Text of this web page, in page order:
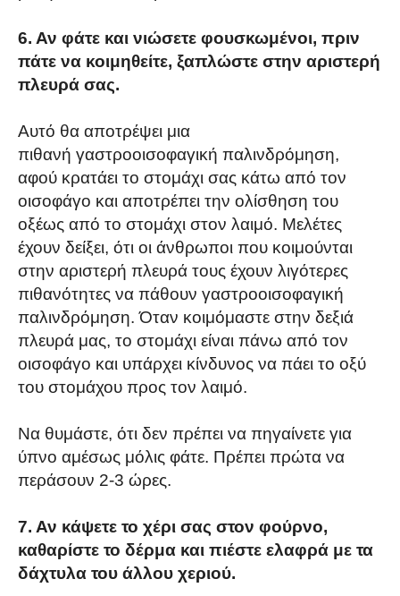
6. Αν φάτε και νιώσετε φουσκωμένοι, πριν
πάτε να κοιμηθείτε, ξαπλώστε στην αριστερή
πλευρά σας.
Αυτό θα αποτρέψει μια
πιθανή γαστροοισοφαγική παλινδρόμηση,
αφού κρατάει το στομάχι σας κάτω από τον
οισοφάγο και αποτρέπει την ολίσθηση του
οξέως από το στομάχι στον λαιμό. Μελέτες
έχουν δείξει, ότι οι άνθρωποι που κοιμούνται
στην αριστερή πλευρά τους έχουν λιγότερες
πιθανότητες να πάθουν γαστροοισοφαγική
παλινδρόμηση. Όταν κοιμόμαστε στην δεξιά
πλευρά μας, το στομάχι είναι πάνω από τον
οισοφάγο και υπάρχει κίνδυνος να πάει το οξύ
του στομάχου προς τον λαιμό.
Να θυμάστε, ότι δεν πρέπει να πηγαίνετε για
ύπνο αμέσως μόλις φάτε. Πρέπει πρώτα να
περάσουν 2-3 ώρες.
7. Αν κάψετε το χέρι σας στον φούρνο,
καθαρίστε το δέρμα και πιέστε ελαφρά με τα
δάχτυλα του άλλου χεριού.